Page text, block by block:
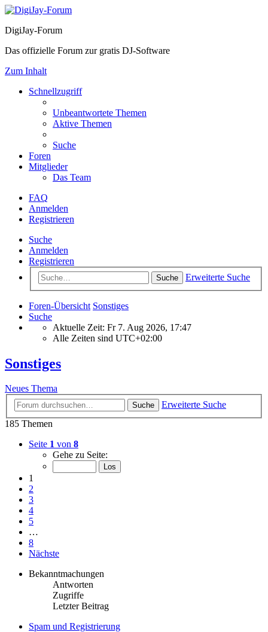
DigiJay-Forum
Das offizielle Forum zur gratis DJ-Software
Zum Inhalt
Schnellzugriff
Unbeantwortete Themen
Aktive Themen
Suche
Foren
Mitglieder
Das Team
FAQ
Anmelden
Registrieren
Suche
Anmelden
Registrieren
Suche Erweiterte Suche
Foren-Übersicht Sonstiges
Suche
Aktuelle Zeit: Fr 7. Aug 2026, 17:47
Alle Zeiten sind UTC+02:00
Sonstiges
Neues Thema
Suche
Erweiterte Suche
185 Themen
Seite 1 von 8
Gehe zu Seite:
1
2
3
4
5
…
8
Nächste
Bekanntmachungen
Antworten
Zugriffe
Letzter Beitrag
Spam und Registrierung